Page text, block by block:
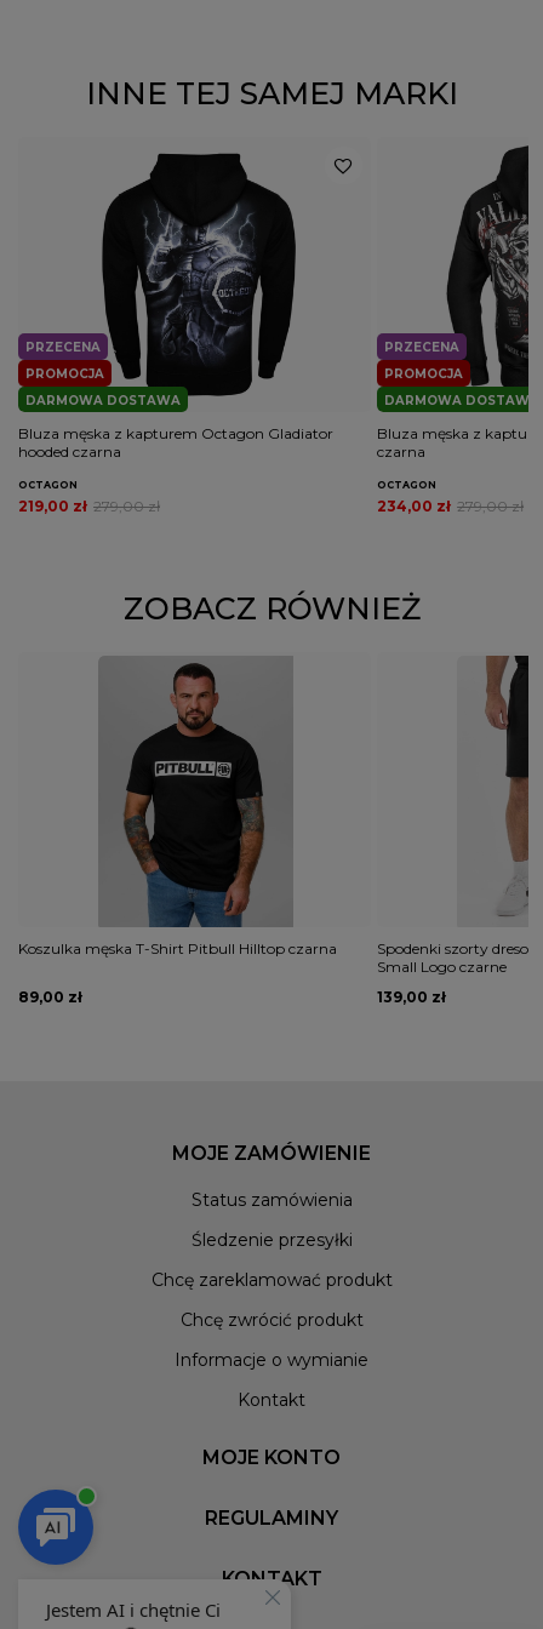
INNE TEJ SAMEJ MARKI
PROMOCJA
PRZECENA
DARMOWA DOSTAWA
Bluza męska z kapturem Octagon Gladiator
hooded czarna
OCTAGON
279,00 zł
219,00 zł
PROMOCJA
PRZECENA
DARMOWA DOSTAWA
Bluza męska z
czarna
OCTAGON
279,00 zł
234,00 zł
ZOBACZ RÓWNIEŻ
Koszulka męska T-Shirt Pitbull Hilltop czarna
89,00 zł
Spodenki szorty
Small Logo czarne
139,00 zł
MOJE ZAMÓWIENIE
Status zamówienia
Śledzenie przesyłki
Chcę zareklamować produkt
Chcę zwrócić produkt
Informacje o wymianie
Kontakt
MOJE KONTO
REGULAMINY
KONTAKT